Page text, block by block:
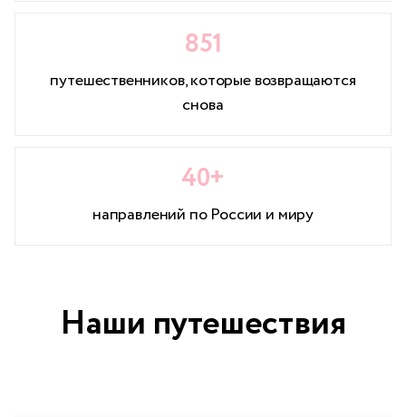
851
путешественников, которые возвращаются
снова
40+
направлений по России и миру
Наши путешествия